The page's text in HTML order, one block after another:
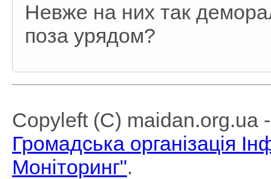
Невже на них так
поза урядом?
Copyleft (C) maidan.org.ua
Громадська організація
Моніторинг".